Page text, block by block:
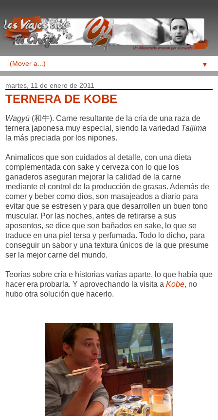
▼
martes, 11 de enero de 2011
TERNERA DE KOBE
Wagyū (和牛). Carne resultante de la cría de una raza de
ternera japonesa muy especial, siendo la variedad Taijima
la más preciada por los nipones.
Animalicos que son cuidados al detalle, con una dieta
complementada con sake y cerveza con lo que los
ganaderos aseguran mejorar la calidad de la carne
mediante el control de la producción de grasas. Además de
comer y beber como dios, son masajeados a diario para
evitar que se estresen y para que desarrollen un buen tono
muscular. Por las noches, antes de retirarse a sus
aposentos, se dice que son bañados en sake, lo que se
traduce en una piel tersa y perfumada. Todo lo dicho, para
conseguir un sabor y una textura únicos de la que presume
ser la mejor carne del mundo.
Teorías sobre cría e historias varias aparte, lo que había que
hacer era probarla. Y aprovechando la visita a Kobe, no
hubo otra solución que hacerlo.